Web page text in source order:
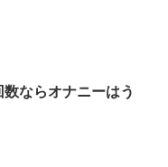
ならオナニーはう